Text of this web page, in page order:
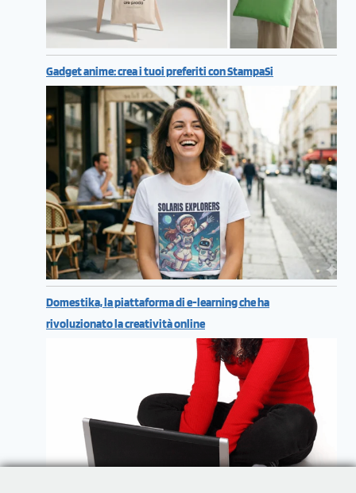
Gadget anime: crea i tuoi preferiti con StampaSi
Domestika, la piattaforma di e-learning che ha
rivoluzionato la creatività online